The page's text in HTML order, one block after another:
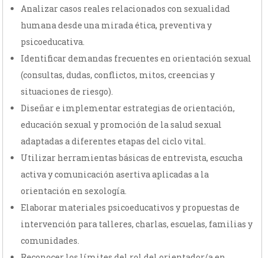
Analizar casos reales relacionados con sexualidad
humana desde una mirada ética, preventiva y
psicoeducativa.
Identificar demandas frecuentes en orientación sexual
(consultas, dudas, conflictos, mitos, creencias y
situaciones de riesgo).
Diseñar e implementar estrategias de orientación,
educación sexual y promoción de la salud sexual
adaptadas a diferentes etapas del ciclo vital.
Utilizar herramientas básicas de entrevista, escucha
activa y comunicación asertiva aplicadas a la
orientación en sexología.
Elaborar materiales psicoeducativos y propuestas de
intervención para talleres, charlas, escuelas, familias y
comunidades.